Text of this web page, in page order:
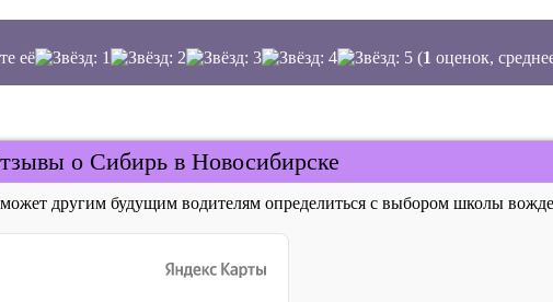
её (1 оценок,
о Сибирь в Новосибирске
другим будущим водителям определиться с выбором школы